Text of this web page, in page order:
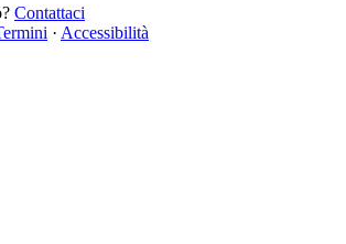
Contattaci
· Accessibilità